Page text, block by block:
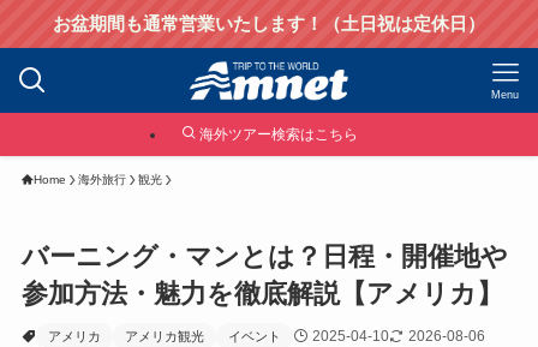
お盆期間も通常営業いたします！（土日祝は定休日）
Menu
海外ツアー検索はこちら
Home 海外旅行 観光
バーニング・マンとは？日程・開催地や
参加方法・魅力を徹底解説【アメリカ】
アメリカ アメリカ観光 イベント 2025-04-10
2026-08-06